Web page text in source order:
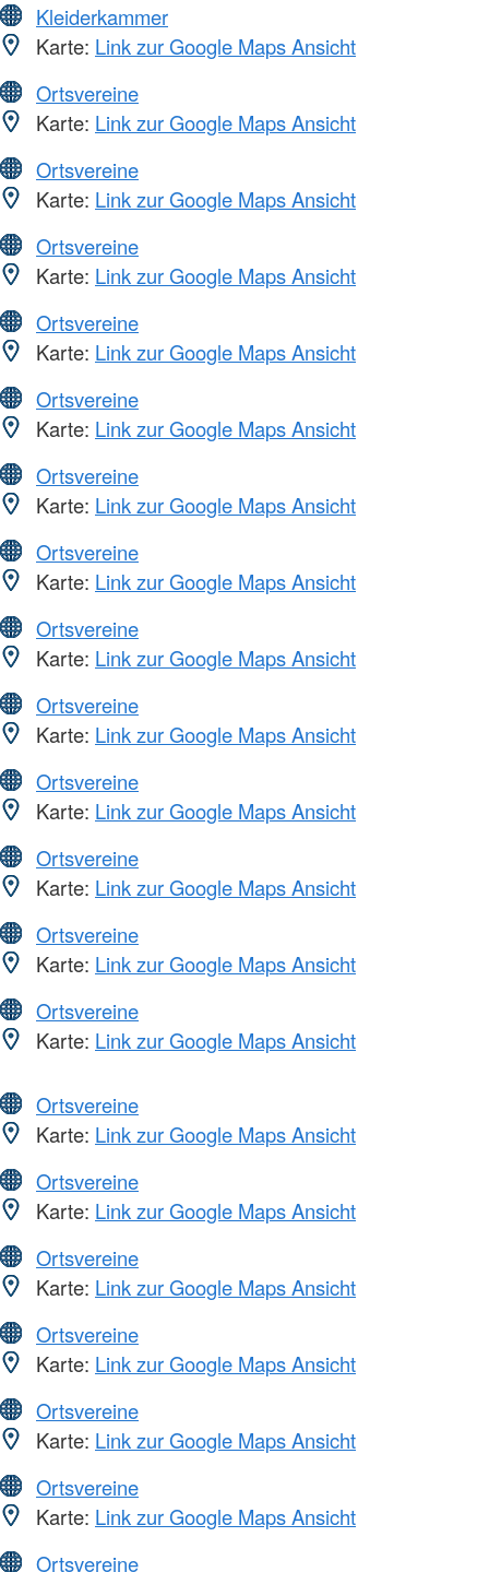
Kleiderkammer
Karte: Link zur Google Maps Ansicht
Ortsvereine
Karte: Link zur Google Maps Ansicht
Ortsvereine
Karte: Link zur Google Maps Ansicht
Ortsvereine
Karte: Link zur Google Maps Ansicht
Ortsvereine
Karte: Link zur Google Maps Ansicht
Ortsvereine
Karte: Link zur Google Maps Ansicht
Ortsvereine
Karte: Link zur Google Maps Ansicht
Ortsvereine
Karte: Link zur Google Maps Ansicht
Ortsvereine
Karte: Link zur Google Maps Ansicht
Ortsvereine
Karte: Link zur Google Maps Ansicht
Ortsvereine
Karte: Link zur Google Maps Ansicht
Ortsvereine
Karte: Link zur Google Maps Ansicht
Ortsvereine
Karte: Link zur Google Maps Ansicht
Ortsvereine
Karte: Link zur Google Maps Ansicht
Ortsvereine
Karte: Link zur Google Maps Ansicht
Ortsvereine
Karte: Link zur Google Maps Ansicht
Ortsvereine
Karte: Link zur Google Maps Ansicht
Ortsvereine
Karte: Link zur Google Maps Ansicht
Ortsvereine
Karte: Link zur Google Maps Ansicht
Ortsvereine
Karte: Link zur Google Maps Ansicht
Ortsvereine